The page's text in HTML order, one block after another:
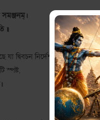
॥
যা দ্বিবচন নির্দেশ করা। অর্থাৎ
স্পষ্ট,